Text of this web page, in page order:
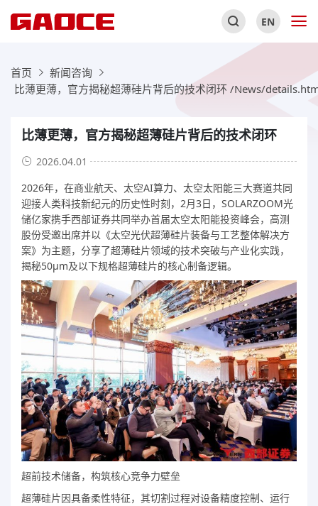
EN
首页
新闻咨询
比薄更薄，官方揭秘超薄硅片背后的技术闭环 /News/
比薄更薄，官方揭秘超薄硅片背后的技术闭环
2026.04.01
2026年，在商业航天、太空AI算力、太空太阳能三大赛道共同
迎接人类科技新纪元的历史性时刻，2月3日，SOLARZOOM光
储亿家携手西部证券共同举办首届太空太阳能投资峰会，高测
股份受邀出席并以《太空光伏超薄硅片装备与工艺整体解决方
案》为主题，分享了超薄硅片领域的技术突破与产业化实践，
揭秘50μm及以下规格超薄硅片的核心制备逻辑。
超前技术储备，构筑核心竞争力壁垒
超薄硅片因具备柔性特征，其切割过程对设备精度控制、运行